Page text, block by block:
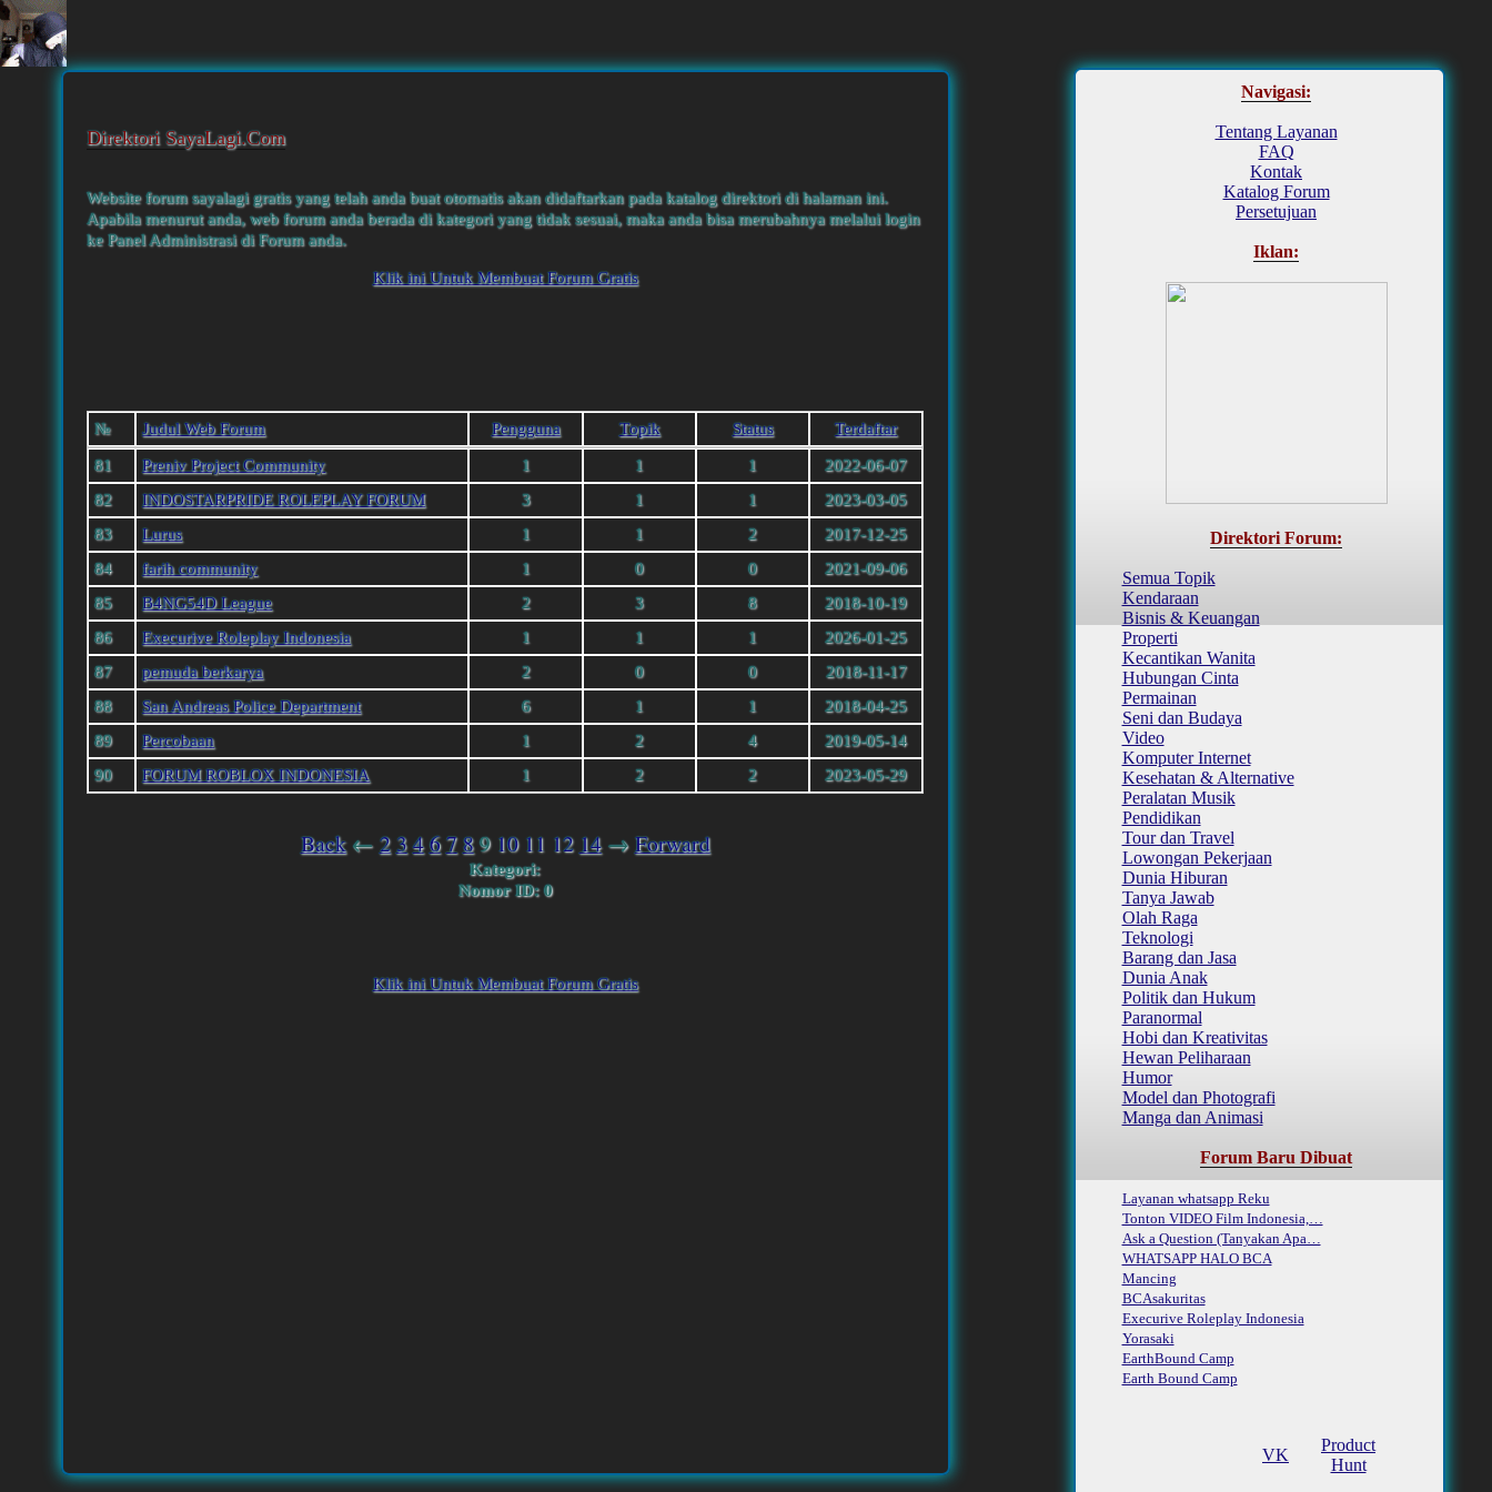
Direktori SayaLagi.Com
Website forum sayalagi gratis yang telah anda buat otomatis akan didaftarkan pada katalog direktori di halaman ini.
Apabila menurut anda, web forum anda berada di kategori yang tidak sesuai, maka anda bisa merubahnya melalui login
ke Panel Administrasi di Forum anda.
Klik ini Untuk Membuat Forum Gratis
№ Judul Web Forum Pengguna Тopik Status Terdaftar
81 Preniv Project Community 1 1 1
2022-06-07
82
INDOSTARPRIDE ROLEPLAY FORUM 3 1 1
2023-03-05
83
Lurus 1 1 2
2017-12-25
84
farih community 1 0 0
2021-09-06
85
B4NG54D League 2 3 8
2018-10-19
86
Execurive Roleplay Indonesia 1 1 1
2026-01-25
87
pemuda berkarya 2 0 0
2018-11-17
88
San Andreas Police Department 6 1 1
2018-04-25
89
Percobaan 1 2 4
2019-05-14
90
FORUM ROBLOX INDONESIA 1 2 2 2023-05-29
Back← 2 34 6 7 8 9 10 11 12 14 →Forward
Kategori:
Nomor ID: 0
Klik ini Untuk Membuat Forum Gratis
Navigasi:
Tentang Layanan
FAQ
Kontak
Katalog Forum
Persetujuan
Iklan:
Direktori Forum:
Semua Topik
Kendaraan
Bisnis & Keuangan
Properti
Kecantikan Wanita
Hubungan Cinta
Permainan
Seni dan Budaya
Video
Komputer Internet
Kesehatan & Alternative
Peralatan Musik
Pendidikan
Tour dan Travel
Lowongan Pekerjaan
Dunia Hiburan
Tanya Jawab
Olah Raga
Teknologi
Barang dan Jasa
Dunia Anak
Politik dan Hukum
Paranormal
Hobi dan Kreativitas
Hewan Peliharaan
Humor
Model dan Photografi
Manga dan Animasi
Forum Baru Dibuat
Layanan whatsapp Reku
Tonton VIDEO Film Indonesia,…
Ask a Question (Tanyakan Apa…
WHATSAPP HALO BCA
Mancing
BCAsakuritas
Execurive Roleplay Indonesia
Yorasaki
EarthBound Camp
Earth Bound Camp
VK
Product
Hunt